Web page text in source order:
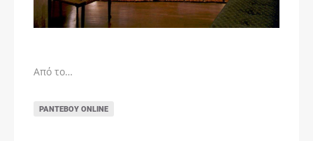
Από το…
ΡΑΝΤΕΒΟΎ ONLINE